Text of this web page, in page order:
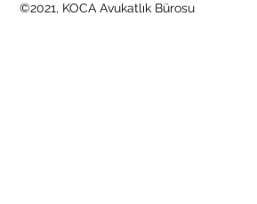
©2021, KOCA Avukatlık Bürosu